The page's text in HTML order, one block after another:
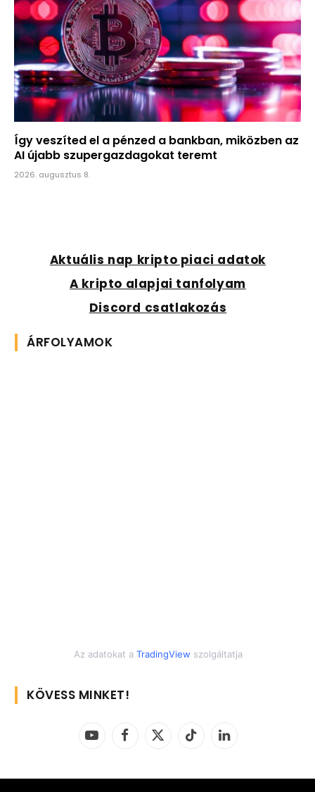
Így veszíted el a pénzed a bankban, miközben az
AI újabb szupergazdagokat teremt
2026. augusztus 8.
Aktuális nap kripto piaci adatok
A kripto alapjai tanfolyam
Discord csatlakozás
ÁRFOLYAMOK
Az adatokat a TradingView szolgáltatja
KÖVESS MINKET!
YouTubeFacebook
X
TikTok LinkedIn